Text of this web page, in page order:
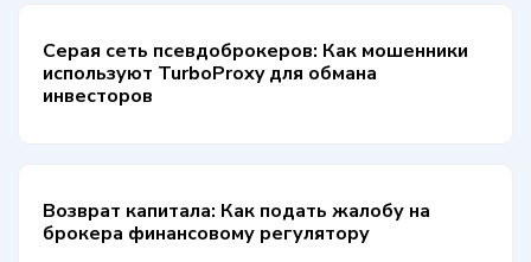
Серая сеть псевдоброкеров: Как мошенники
используют TurboProxy для обмана
инвесторов
Возврат капитала: Как подать жалобу на
брокера финансовому регулятору